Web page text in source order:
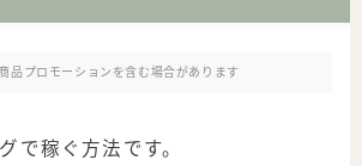
品プロモーションを含む場合があります
で稼ぐ方法です。